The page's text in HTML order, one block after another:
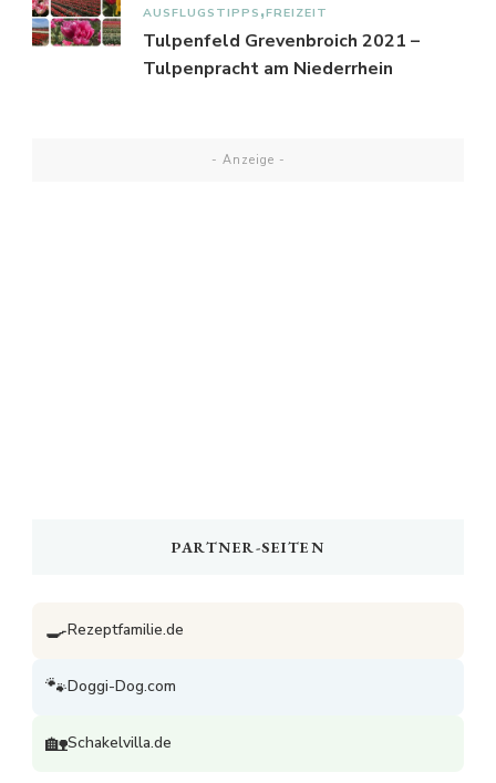
AUSFLUGSTIPPS FREIZEIT
Tulpenfeld Grevenbroich 2021 –
Tulpenpracht am Niederrhein
- Anzeige -
PARTNER-SEITEN
🍳Rezeptfamilie.de
🐾Doggi-Dog.com
🏡Schakelvilla.de